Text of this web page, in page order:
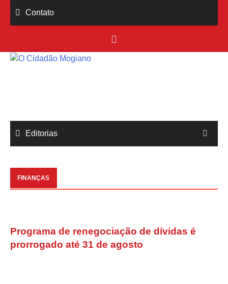
Contato
Editorias
FINANÇAS
Programa de renegociação de dívidas é
prorrogado até 31 de agosto